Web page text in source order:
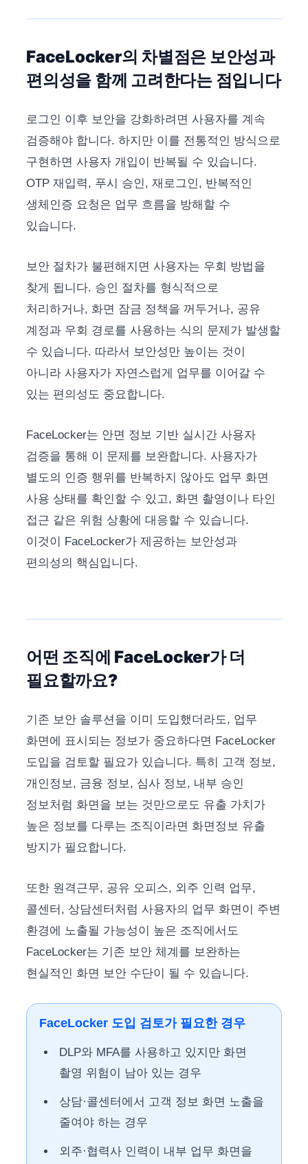
FaceLocker의 차별점은 보안성과
편의성을 함께 고려한다는 점입니다
로그인 이후 보안을 강화하려면 사용자를 계속
검증해야 합니다. 하지만 이를 전통적인 방식으로
구현하면 사용자 개입이 반복될 수 있습니다.
OTP 재입력, 푸시 승인, 재로그인, 반복적인
생체인증 요청은 업무 흐름을 방해할 수
있습니다.
보안 절차가 불편해지면 사용자는 우회 방법을
찾게 됩니다. 승인 절차를 형식적으로
처리하거나, 화면 잠금 정책을 꺼두거나, 공유
계정과 우회 경로를 사용하는 식의 문제가 발생할
수 있습니다. 따라서 보안성만 높이는 것이
아니라 사용자가 자연스럽게 업무를 이어갈 수
있는 편의성도 중요합니다.
FaceLocker는 안면 정보 기반 실시간 사용자
검증을 통해 이 문제를 보완합니다. 사용자가
별도의 인증 행위를 반복하지 않아도 업무 화면
사용 상태를 확인할 수 있고, 화면 촬영이나 타인
접근 같은 위험 상황에 대응할 수 있습니다.
이것이 FaceLocker가 제공하는 보안성과
편의성의 핵심입니다.
어떤 조직에 FaceLocker가 더
필요할까요?
기존 보안 솔루션을 이미 도입했더라도, 업무
화면에 표시되는 정보가 중요하다면 FaceLocker
도입을 검토할 필요가 있습니다. 특히 고객 정보,
개인정보, 금융 정보, 심사 정보, 내부 승인
정보처럼 화면을 보는 것만으로도 유출 가치가
높은 정보를 다루는 조직이라면 화면정보 유출
방지가 필요합니다.
또한 원격근무, 공유 오피스, 외주 인력 업무,
콜센터, 상담센터처럼 사용자의 업무 화면이 주변
환경에 노출될 가능성이 높은 조직에서도
FaceLocker는 기존 보안 체계를 보완하는
현실적인 화면 보안 수단이 될 수 있습니다.
FaceLocker 도입 검토가 필요한 경우
DLP와 MFA를 사용하고 있지만 화면
촬영 위험이 남아 있는 경우
상담·콜센터에서 고객 정보 화면 노출을
줄여야 하는 경우
외주·협력사 인력이 내부 업무 화면을